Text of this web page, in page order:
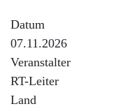
Datum
07.11.2026
Veranstalter
RT-Leiter
Land